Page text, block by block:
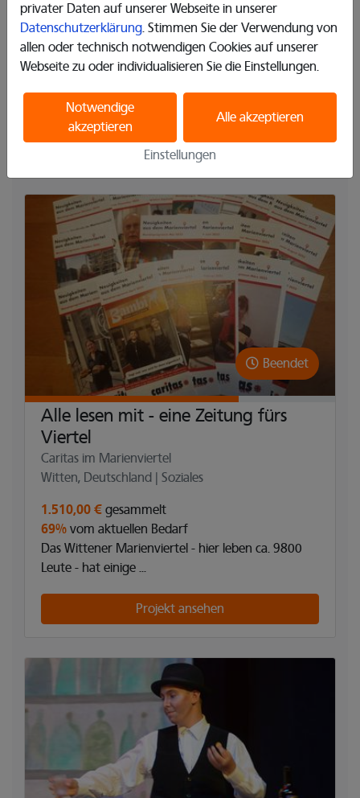
privater Daten auf unserer Webseite in unserer
Datenschutzerklärung. Stimmen Sie der Verwendung von
allen oder technisch notwendigen Cookies auf unserer
Webseite zu oder individualisieren Sie die Einstellungen.
Notwendige
akzeptieren
Alle akzeptieren
Einstellungen
Bochum, Deutschland | Soziales
300,00 €gesammelt
4%vom aktuellen Bedarf
öffnet das Kiosk am Ma ...
Projekt ansehen
Beendet
Alle lesen mit - eine Zeitung fürs
Viertel
Caritas im Marienviertel
Witten, Deutschland | Soziales
1.510,00 € gesammelt
69% vom aktuellen Bedarf
Das Wittener Marienviertel - hier leben ca. 9800
Leute - hat einige ...
Projekt ansehen